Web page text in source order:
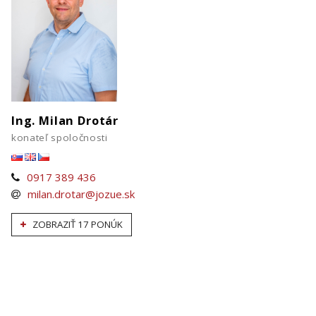
Ing. Milan Drotár
konateľ spoločnosti
0917 389 436
milan.drotar@jozue.sk
ZOBRAZIŤ 17 PONÚK